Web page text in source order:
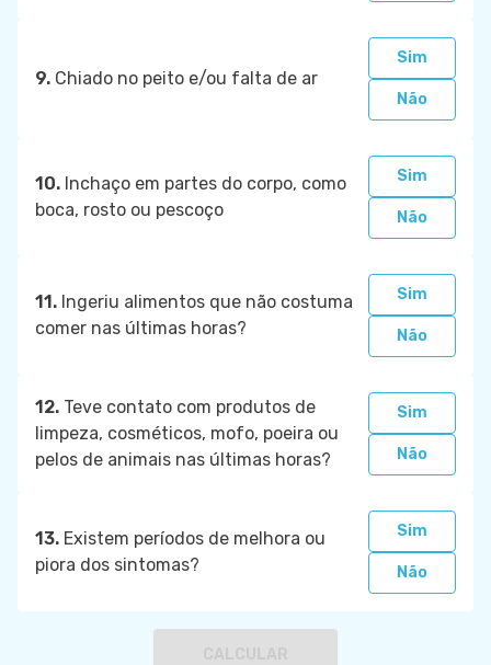
9. Chiado no peito e/ou falta de ar
Sim
Não
10. Inchaço em partes do corpo, como
boca, rosto ou pescoço
Sim
Não
11. Ingeriu alimentos que não costuma
comer nas últimas horas?
Sim
Não
12. Teve contato com produtos de
limpeza, cosméticos, mofo, poeira ou
pelos de animais nas últimas horas?
Sim
Não
13. Existem períodos de melhora ou
piora dos sintomas?
Sim
Não